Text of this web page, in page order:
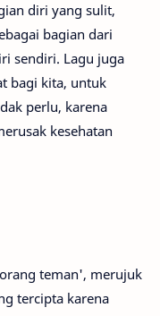
diri yang sulit,
bagian dari
sendiri. Lagu juga
bagi kita, untuk
perlu, karena
kesehatan
teman', merujuk
tercipta karena